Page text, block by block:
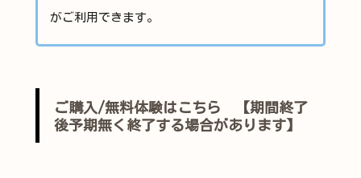
がご利用できます。
ご購入/無料体験はこちら 【期間終了
後予期無く終了する場合があります】